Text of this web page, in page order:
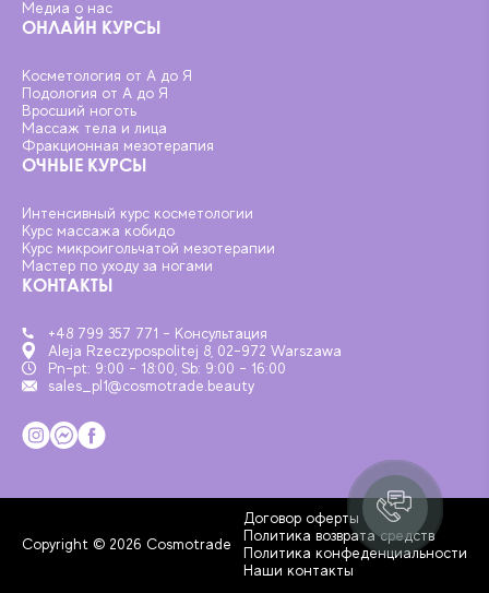
Медиа о нас
ОНЛАЙН КУРСЫ
Косметология от А до Я
Подология от А до Я
Вросший ноготь
Массаж тела и лица
Фракционная мезотерапия
ОЧНЫЕ КУРСЫ
Интенсивный курс косметологии
Курс массажа кобидо
Курс микроигольчатой мезотерапии
Мастер по уходу за ногами
КОНТАКТЫ
+48 799 357 771 - Консультация
Aleja Rzeczypospolitej 8, 02-972 Warszawa
Pn-pt: 9:00 - 18:00, Sb: 9:00 - 16:00
sales_pl1@cosmotrade.beauty
Copyright © 2026 Cosmotrade
Договор оферты
Политика возврата средств
Политика конфеденциальности
Наши контакты